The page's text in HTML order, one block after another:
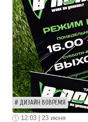
ДИЗАЙН ВОВРЕМЯ
12:03 | 23 июня